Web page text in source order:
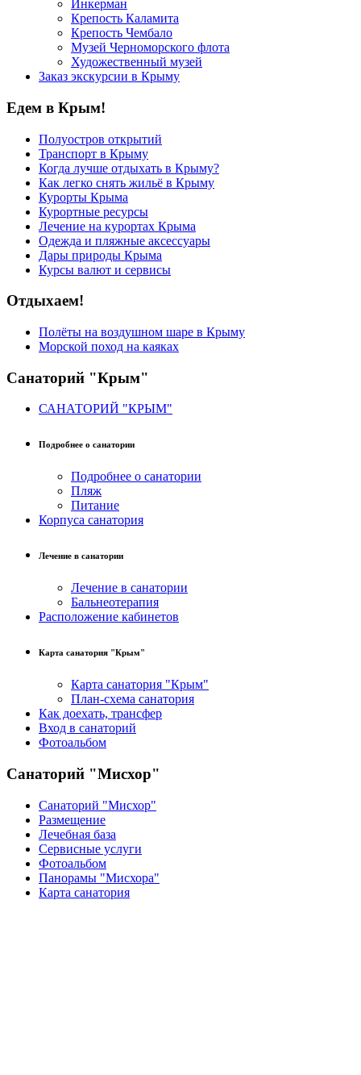
Инкерман
Крепость Каламита
Крепость Чембало
Музей Черноморского флота
Художественный музей
Заказ экскурсии в Крыму
Едем в Крым!
Полуостров открытий
Транспорт в Крыму
Когда лучше отдыхать в Крыму?
Как легко снять жильё в Крыму
Курорты Крыма
Курортные ресурсы
Лечение на курортах Крыма
Одежда и пляжные аксессуары
Дары природы Крыма
Курсы валют и сервисы
Отдыхаем!
Полёты на воздушном шаре в Крыму
Морской поход на каяках
Санаторий "Крым"
САНАТОРИЙ "КРЫМ"
Подробнее о санатории
Подробнее о санатории
Пляж
Питание
Корпуса санатория
Лечение в санатории
Лечение в санатории
Бальнеотерапия
Расположение кабинетов
Карта санатория "Крым"
Карта санатория "Крым"
План-схема санатория
Как доехать, трансфер
Вход в санаторий
Фотоальбом
Санаторий "Мисхор"
Санаторий "Мисхор"
Размещение
Лечебная база
Сервисные услуги
Фотоальбом
Панорамы "Мисхора"
Карта санатория